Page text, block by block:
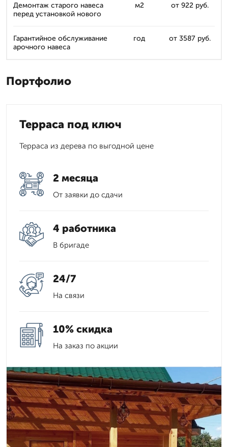
Демонтаж старого навеса
перед установкой нового
м2 от 922 руб.
Гарантийное обслуживание
арочного навеса
год от 3587 руб.
Портфолио
Терраса под ключ
Терраса из дерева по выгодной цене
2 месяца
От заявки до сдачи
4 работника
В бригаде
24/7
На связи
10% скидка
На заказ по акции